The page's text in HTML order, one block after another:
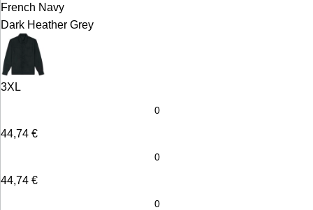
French Navy
Dark Heather Grey
3XL
44,74 €
44,74 €